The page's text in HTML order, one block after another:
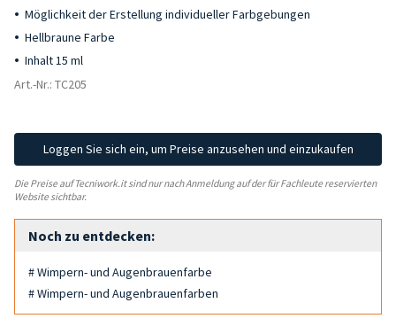
Möglichkeit der Erstellung individueller Farbgebungen
Hellbraune Farbe
Inhalt 15 ml
Art.-Nr.: TC205
Loggen Sie sich ein, um Preise anzusehen und einzukaufen
Die Preise auf Tecniwork.it sind nur nach Anmeldung auf der für Fachleute reservierten
Website sichtbar.
Noch zu entdecken:
# Wimpern- und Augenbrauenfarbe
# Wimpern- und Augenbrauenfarben